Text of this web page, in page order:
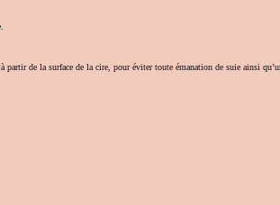
partir de la surface de la cire, pour éviter toute émanation de suie ainsi